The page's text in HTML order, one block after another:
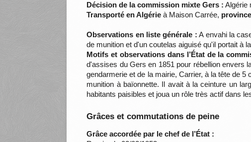
Décision de la commission mixte Gers : Algérie
Transporté en Algérie à Maison Carrée,
Observations en liste générale : A envahi la
de munition et d'un coutelas aiguisé qu'il portait à
Motifs et observations dans l’État de la
d'assises du Gers en 1851 pour rébellion envers
gendarmerie et de la mairie, Carrier, à la tête de
munition à baïonnette. Il avait à la ceinture un
habitants paisibles et joua un rôle très actif dans
Grâces et commutations de peine
Grâce accordée par le chef de l’État :